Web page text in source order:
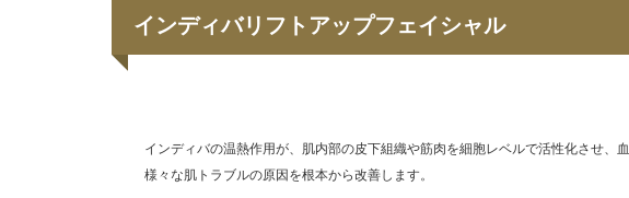
インディバリフトアップフェイシャル
インディバの温熱作用が、肌内部の皮下組織や筋肉を細胞レベルで活性化させ、
様々な肌トラブルの原因を根本から改善します。